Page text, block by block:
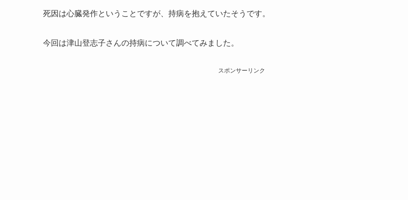
死因は心臓発作ということですが、持病を抱えていたそうです。
今回は津山登志子さんの持病について調べてみました。
スポンサーリンク